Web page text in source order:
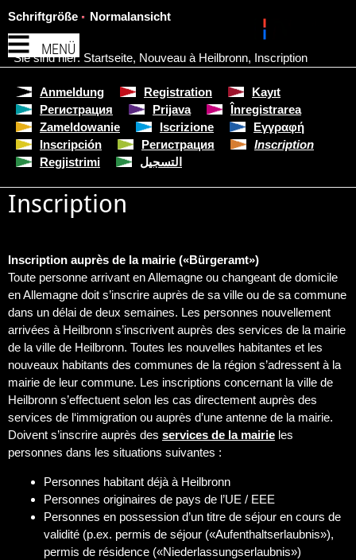
MENÜ
Schriftgröße Normalansicht
Sie sind hier: Startseite, Nouveau à Heilbronn, Inscription
Anmeldung Registration
Kayıt
Регистрация
Prijava
Înregistrarea
Zameldowanie
Iscrizione
Εγγραφή
Inscripción
Регистрация
Inscription
Regjistrimi
التسجيل
Inscription
Inscription auprès de la mairie («Bürgeramt»)
Toute personne arrivant en Allemagne ou changeant de domicile
en Allemagne doit s’inscrire auprès de sa ville ou de sa commune
dans un délai de deux semaines. Les personnes nouvellement
arrivées à Heilbronn s’inscrivent auprès des services de la mairie
de la ville de Heilbronn. Toutes les nouvelles habitantes et les
nouveaux habitants des communes de la région s’adressent à la
mairie de leur commune. Les inscriptions concernant la ville de
Heilbronn s’effectuent selon les cas directement auprès des
services de l‘immigration ou auprès d’une antenne de la mairie.
Doivent s’inscrire auprès des services de la mairie les
personnes dans les situations suivantes :
Personnes habitant déjà à Heilbronn
Personnes originaires de pays de l’UE / EEE
Personnes en possession d’un titre de séjour en cours de
validité (p.ex. permis de séjour («Aufenthaltserlaubnis»),
permis de résidence («Niederlassungserlaubnis»)